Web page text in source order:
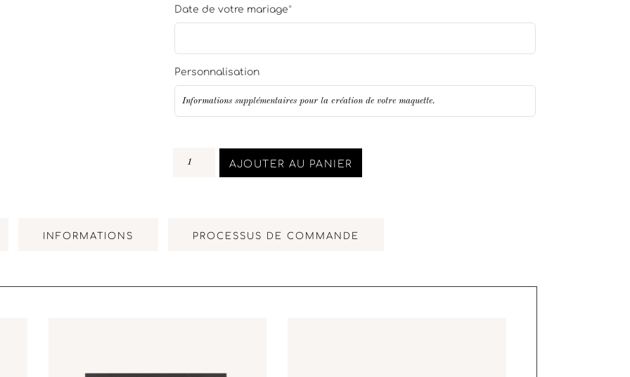
Date de votre mariage*
Personnalisation
AJOUTER AU PANIER
INFORMATIONS PROCESSUS DE COMMANDE